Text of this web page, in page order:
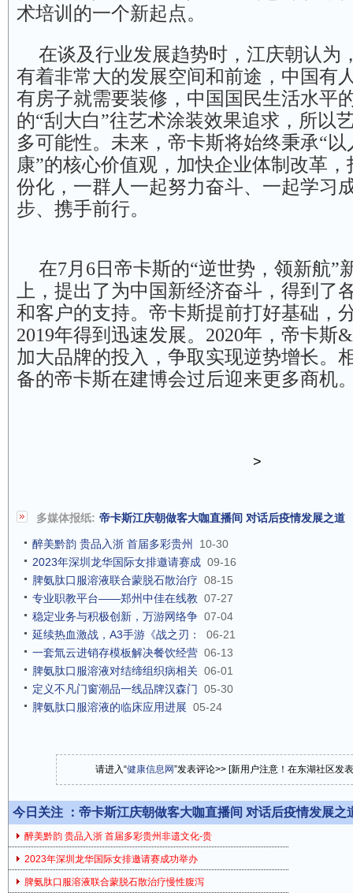
术培训的一个新起点。
在谈及行业发展趋势时，江庆朝认为
有着非常大的发展空间和前途，中国有
有房子就需要装修，中国国民生活水平
的“刮大白”往艺术涂装效果追求，所以
多可能性。未来，帝卡斯将始终秉承“
康”的核心价值观，加快企业体制改革
份化，一群人一起努力奋斗、一起学习
步、携手前行。
在7月6日帝卡斯的“逆世势，领新航”
上，提出了为中国新经济奋斗，得到了
和客户的支持。帝卡斯提前打好基础，
2019年得到迅速发展。2020年，帝卡斯
加大品牌的投入，争取实现逆势增长。
备的帝卡斯在建博会过后迎来更多商机
>
多媒体报纸: 帝卡斯江庆朝做客大咖直播间 对话后疫情发展之道
醉美黔韵 贵品入浙 首届多彩贵州
10-30
2023年深圳龙华国际女排邀请赛成 09-16
脾氨肽口服溶液联合蒙脱石散治疗 08-15
专业职教平台——郑州中佳在线教 07-27
稳定业务与积极创新，万游网络争 07-04
延续热血激战，A3手游《战之刃：
06-21
一套氚云进销存模板解决餐饮经营 06-13
脾氨肽口服溶液对结缔组织病相关 06-01
定义不凡门窗潮品一线品牌汉森门 05-30
脾氨肽口服溶液的临床应用进展 05-24
请进入“健康信息网”发表评论>> [新用户注意！在东湖社区发
今日关注 ： 帝卡斯江庆朝做客大咖直播间 对话后疫情发展之
醉美黔韵 贵品入浙 首届多彩贵州非遗文化-贵
2023年深圳龙华国际女排邀请赛成功举办
脾氨肽口服溶液联合蒙脱石散治疗慢性腹泻